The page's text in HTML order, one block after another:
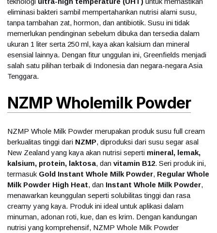
eliminasi bakteri sambil mempertahankan nutrisi alami susu,
tanpa tambahan zat, hormon, dan antibiotik. Susu ini tidak
memerlukan pendinginan sebelum dibuka dan tersedia dalam
ukuran 1 liter serta 250 ml, kaya akan kalsium dan mineral
esensial lainnya. Dengan fitur unggulan ini, Greenfields menjadi
salah satu pilihan terbaik di Indonesia dan negara-negara Asia
Tenggara.
NZMP Wholemilk Powder
NZMP Whole Milk Powder merupakan produk susu full cream
berkualitas tinggi dari NZMP, diproduksi dari susu segar asal
New Zealand yang kaya akan nutrisi seperti mineral, lemak,
kalsium, protein, laktosa, dan vitamin B12. Seri produk ini,
termasuk Gold Instant Whole Milk Powder, Regular Whole
Milk Powder High Heat, dan Instant Whole Milk Powder,
menawarkan keunggulan seperti solubilitas tinggi dan rasa
creamy yang kaya. Produk ini ideal untuk aplikasi dalam
minuman, adonan roti, kue, dan es krim. Dengan kandungan
nutrisi yang komprehensif, NZMP Whole Milk Powder